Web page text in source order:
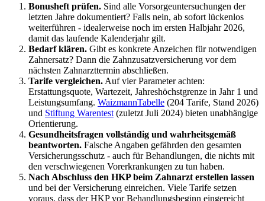
Bonusheft prüfen. Sind alle Vorsorgeuntersuchungen der
letzten Jahre dokumentiert? Falls nein, ab sofort lückenlos
weiterführen - idealerweise noch im ersten Halbjahr 2026,
damit das laufende Kalenderjahr gilt.
Bedarf klären. Gibt es konkrete Anzeichen für notwendigen
Zahnersatz? Dann die Zahnzusatzversicherung vor dem
nächsten Zahnarzttermin abschließen.
Tarife vergleichen. Auf vier Parameter achten:
Erstattungsquote, Wartezeit, Jahreshöchstgrenze in Jahr 1 und
Leistungsumfang. WaizmannTabelle (204 Tarife, Stand 2026)
und Stiftung Warentest (zuletzt Juli 2024) bieten unabhängige
Orientierung.
Gesundheitsfragen vollständig und wahrheitsgemäß
beantworten. Falsche Angaben gefährden den gesamten
Versicherungsschutz - auch für Behandlungen, die nichts mit
den verschwiegenen Vorerkrankungen zu tun haben.
Nach Abschluss den HKP beim Zahnarzt erstellen lassen
und bei der Versicherung einreichen. Viele Tarife setzen
voraus, dass der HKP vor Behandlungsbeginn eingereicht